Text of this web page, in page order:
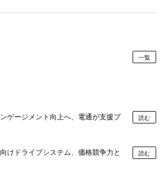
一覧
ゲージメント向上へ、電通が支援プ
読む
けドライブシステム、価格競争力と
読む